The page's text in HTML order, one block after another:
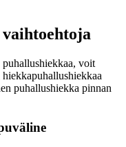
voit
puhallushiekka pinnan